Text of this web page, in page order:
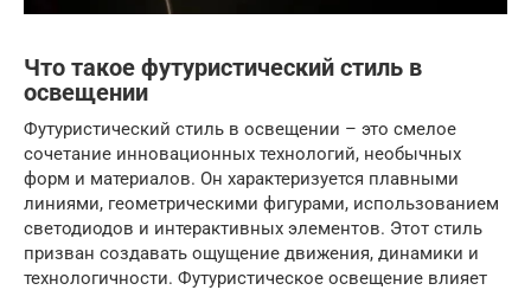
Что такое футуристический стиль в
освещении
Футуристический стиль в освещении – это смелое
сочетание инновационных технологий, необычных
форм и материалов. Он характеризуется плавными
линиями, геометрическими фигурами, использованием
светодиодов и интерактивных элементов. Этот стиль
призван создавать ощущение движения, динамики и
технологичности. Футуристическое освещение влияет